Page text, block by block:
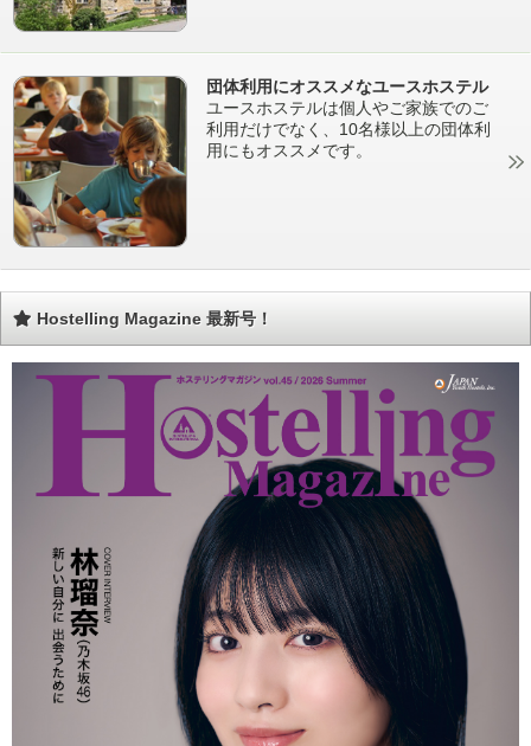
団体利用にオススメなユースホステル
ユースホステルは個人やご家族でのご
利用だけでなく、10名様以上の団体利
用にもオススメです。
Hostelling Magazine 最新号！